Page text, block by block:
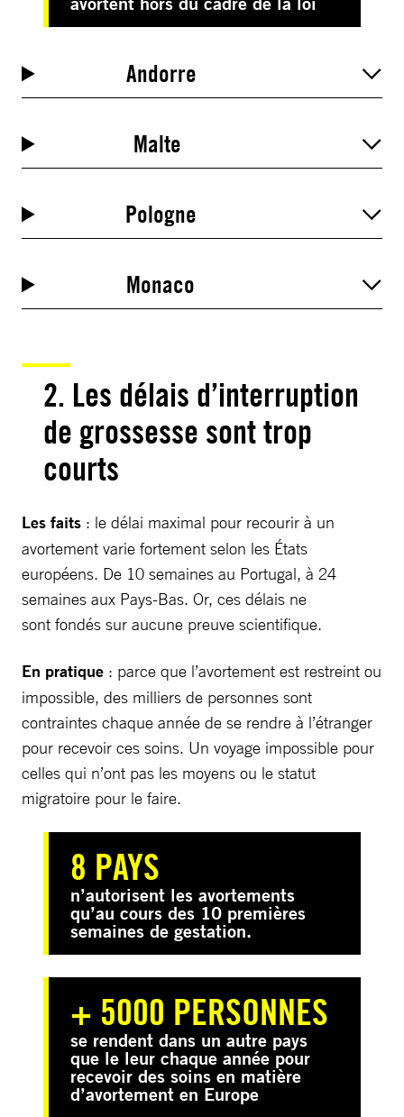
Andorre
Malte
Pologne
Monaco
2. Les délais d’interruption
de grossesse sont trop
courts
Les faits : le délai maximal pour recourir à un
avortement varie fortement selon les États
européens. De 10 semaines au Portugal, à 24
semaines aux Pays-Bas. Or, ces délais ne
sont fondés sur aucune preuve scientifique.
En pratique : parce que l’avortement est restreint ou
impossible, des milliers de personnes sont
contraintes chaque année de se rendre à l’étranger
pour recevoir ces soins. Un voyage impossible pour
celles qui n’ont pas les moyens ou le statut
migratoire pour le faire.
8 PAYS
n’autorisent les avortements
qu’au cours des 10 premières
semaines de gestation.
+ 5000 PERSONNES
se rendent dans un autre pays
que le leur chaque année pour
recevoir des soins en matière
d’avortement en Europe